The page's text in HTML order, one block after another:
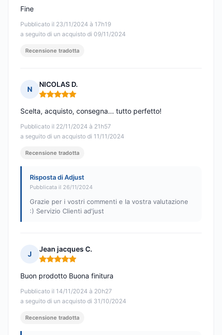
Pubblicato il 23/11/2024 à 17h19
a seguito di un acquisto di 09/11/2024
Fine
Recensione tradotta
N
NICOLAS D.
Nota: 5 su 5
Pubblicato il 22/11/2024 à 21h57
a seguito di un acquisto di 11/11/2024
Scelta, acquisto, consegna... tutto perfetto!
Recensione tradotta
Risposta di Adjust
Pubblicata il 26/11/2024
Grazie per i vostri commenti e la vostra valutazione
:) Servizio Clienti ad'just
J
Jean jacques C.
Nota: 5 su 5
Pubblicato il 14/11/2024 à 20h27
a seguito di un acquisto di 31/10/2024
Buon prodotto Buona finitura
Recensione tradotta